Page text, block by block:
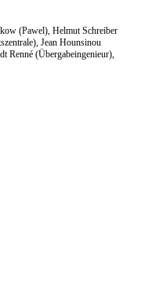
(Pawel), Helmut Schreiber
Jean Hounsinou
Renné (Übergabeingenieur),